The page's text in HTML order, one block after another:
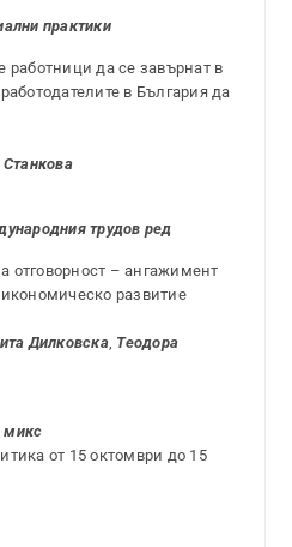
практики
работници да се завърнат в
в България да
трудов ред
отговорност – ангажимент
развитие
Дилковска, Теодора
микс
от 15 октомври до 15